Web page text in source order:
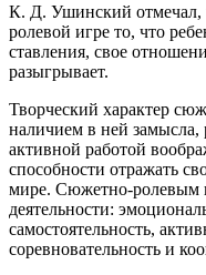
К. Д. Ушинский отмечал,
ролевой игре то, что
ставления, свое
разыгрывает.
Творческий характер
наличием в ней замысла,
активной работой
способности отражать
мире. Сюжетно-ролевым
деятельности:
самостоятельность,
соревновательность и